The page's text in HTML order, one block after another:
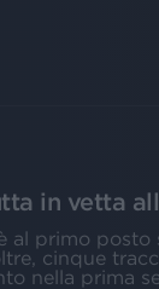
in vetta
al primo
cinque
nella prima